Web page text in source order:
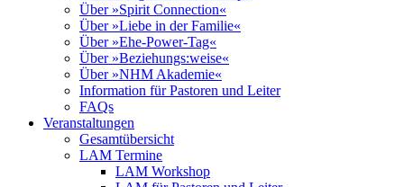
Über »Spirit Connection«
Über »Liebe in der Familie«
Über »Ehe-Power-Tag«
Über »Beziehungs:weise«
Über »NHM Akademie«
Information für Pastoren und Leiter
FAQs
Veranstaltungen
Gesamtübersicht
LAM Termine
LAM Workshop